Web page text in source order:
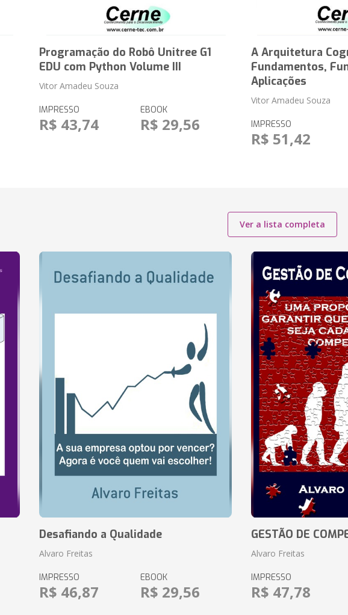
Programação do Robô Unitree G1
EDU com Python Volume III
Vitor Amadeu Souza
IMPRESSO
R$ 43,74
EBOOK
R$ 29,56
A Arquitetura
Fundamentos,
Aplicações
Vitor Amadeu Souza
IMPRESSO
R$ 51,42
Ver a lista completa
Desafiando a Qualidade
Alvaro Freitas
IMPRESSO
R$ 46,87
EBOOK
R$ 29,56
GESTÃO DE
Alvaro Freitas
IMPRESSO
R$ 47,78